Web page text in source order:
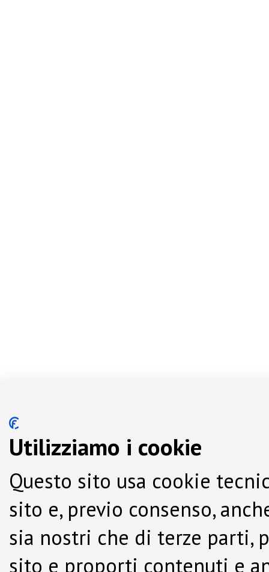
Utilizziamo i cookie
Questo sito usa cookie
sito e, previo consenso,
sia nostri che di terze parti,
sito e proporti contenuti e